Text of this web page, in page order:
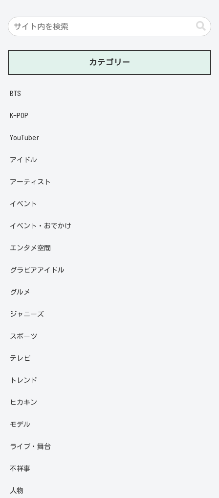
カテゴリー
BTS
K-POP
YouTuber
アイドル
アーティスト
イベント
イベント・おでかけ
エンタメ空間
グラビアアイドル
グルメ
ジャニーズ
スポーツ
テレビ
トレンド
ヒカキン
モデル
ライブ・舞台
不祥事
人物